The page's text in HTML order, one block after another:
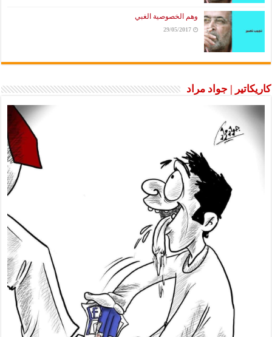
وهم الخصوصية الغبي
29/05/2017
كاريكاتير | جواد مراد